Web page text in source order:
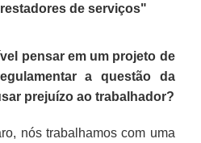
de serviços"
pensar em um projeto de
a questão da
prejuízo ao trabalhador?
nós trabalhamos com uma